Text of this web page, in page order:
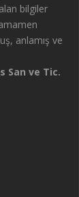
bilgiler
anlamış ve
San ve Tic.